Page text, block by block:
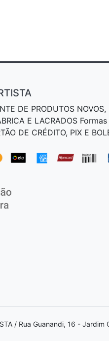
DE PRODUTOS NOVOS,
E LACRADOS
DE CRÉDITO, PIX E
/ Rua Guanandi, 16 -